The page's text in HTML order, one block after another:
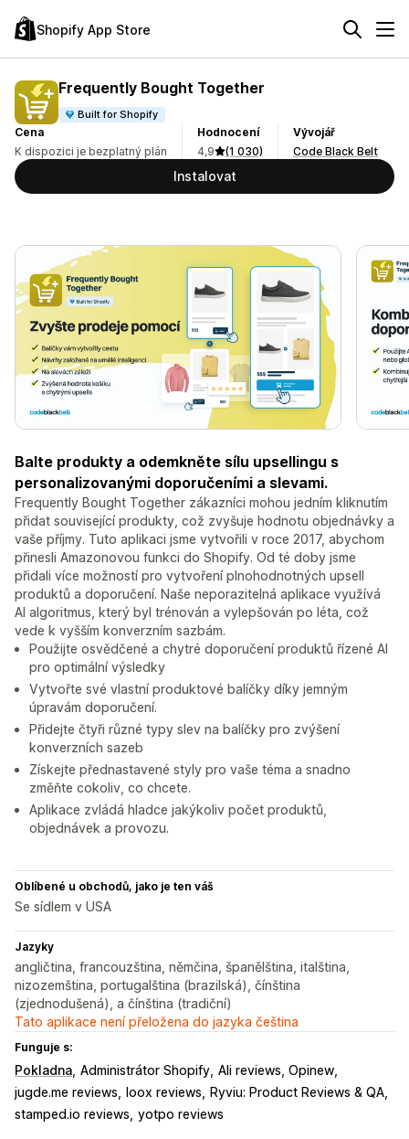
Shopify App Store
Frequently Bought Together
Built for Shopify
Cena
K dispozici je bezplatný plán
Hodnocení
4,9
(1 030)
Vývojář
Code Black Belt
Instalovat
Balte produkty a odemkněte sílu upsellingu s
personalizovanými doporučeními a slevami.
Frequently Bought Together zákazníci mohou jedním kliknutím
přidat související produkty, což zvyšuje hodnotu objednávky a
vaše příjmy. Tuto aplikaci jsme vytvořili v roce 2017, abychom
přinesli Amazonovou funkci do Shopify. Od té doby jsme
přidali více možností pro vytvoření plnohodnotných upsell
produktů a doporučení. Naše neporazitelná aplikace využívá
AI algoritmus, který byl trénován a vylepšován po léta, což
vede k vyšším konverzním sazbám.
Použijte osvědčené a chytré doporučení produktů řízené AI
pro optimální výsledky
Vytvořte své vlastní produktové balíčky díky jemným
úpravám doporučení.
Přidejte čtyři různé typy slev na balíčky pro zvýšení
konverzních sazeb
Získejte přednastavené styly pro vaše téma a snadno
změňte cokoliv, co chcete.
Aplikace zvládá hladce jakýkoliv počet produktů,
objednávek a provozu.
Oblíbené u obchodů, jako je ten váš
Se sídlem v USA
Jazyky
angličtina, francouzština, němčina, španělština, italština,
nizozemština, portugalština (brazilská), čínština
(zjednodušená), a čínština (tradiční)
Tato aplikace není přeložena do jazyka čeština
Funguje s:
Pokladna Administrátor Shopify Ali reviews, Opinew
jugde.me reviews
loox reviews
Ryviu: Product Reviews & QA
stamped.io reviews yotpo reviews